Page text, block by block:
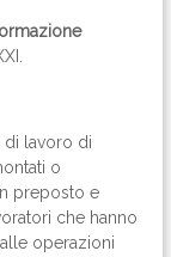
di lavoro di
o
preposto e
che hanno
operazioni